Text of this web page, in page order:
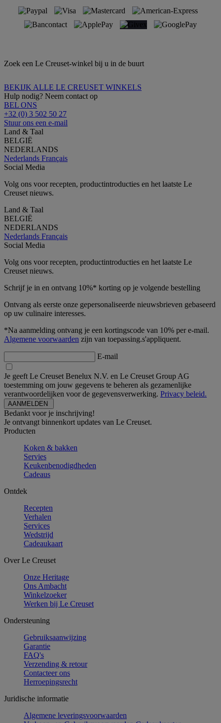
Zoek een Le Creuset-winkel bij u in de buurt
BEKIJK ALLE LE CREUSET WINKELS
Hulp nodig? Neem contact op
BEL ONS
+32 (0) 3 502 50 27
Stuur ons een e-mail
Land & Taal
BELGIË
NEDERLANDS
Nederlands Français
Social Media
Volg ons voor recepten, productintroducties en het laatste Le
Creuset nieuws.
Land & Taal
BELGIË
NEDERLANDS
Nederlands Français
Social Media
Volg ons voor recepten, productintroducties en het laatste Le
Creuset nieuws.
Schrijf je in en ontvang 10%* korting op je volgende bestelling
Ontvang als eerste onze gepersonaliseerde nieuwsbrieven gebaseerd
op uw culinaire interesses.
*Na aanmelding ontvang je een kortingscode van 10% per e-mail.
Algemene voorwaarden zijn van toepassing.s'appliquent.
E-mail
Je geeft Le Creuset Benelux N.V. en Le Creuset Group AG
toestemming om jouw gegevens te beheren als gezamenlijke
verantwoordelijken voor de gegevensverwerking. Privacy beleid.
Bedankt voor je inschrijving!
Je ontvangt binnenkort updates van Le Creuset.
Producten
Koken & bakken
Servies
Keukenbenodigdheden
Cadeaus
Ontdek
Recepten
Verhalen
Services
Wedstrijd
Cadeaukaart
Over Le Creuset
Onze Heritage
Ons Ambacht
Winkelzoeker
Werken bij Le Creuset
Ondersteuning
Gebruiksaanwijzing
Garantie
FAQ's
Verzending & retour
Contacteer ons
Herroepingsrecht
Juridische informatie
Algemene leveringsvoorwaarden